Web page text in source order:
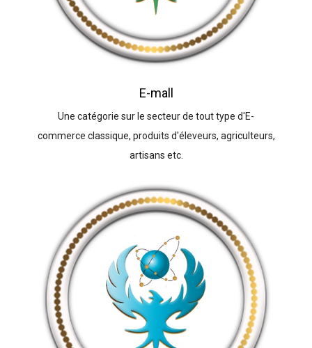
E-mall
Une catégorie sur le secteur de tout type d'E-
commerce classique, produits d'éleveurs, agriculteurs,
artisans etc.